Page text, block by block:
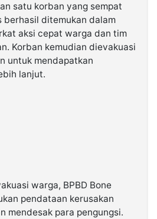
satu korban yang sempat
ditemukan dalam
aksi cepat warga dan tim
Korban kemudian dievakuasi
untuk mendapatkan
lanjut.
warga, BPBD Bone
pendataan kerusakan
mendesak para pengungsi.